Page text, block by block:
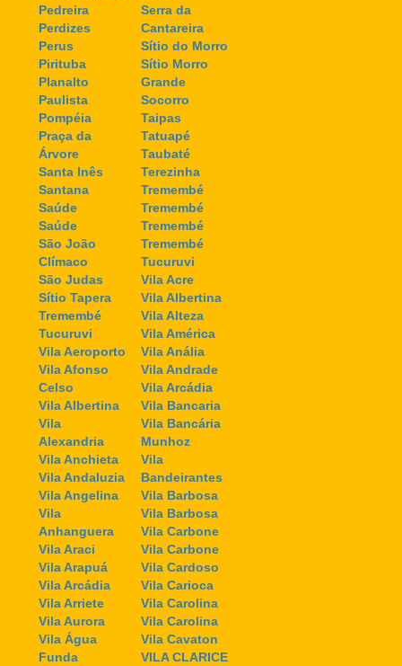
Pedreira
Perdizes
Perus
Pirituba
Planalto
Paulista
Pompéia
Praça da
Árvore
Santa Inês
Santana
Saúde
Saúde
São João
Clímaco
São Judas
Sítio Tapera
Tremembé
Tucuruvi
Vila Aeroporto
Vila Afonso
Celso
Vila Albertina
Vila
Alexandria
Vila Anchieta
Vila Andaluzia
Vila Angelina
Vila
Anhanguera
Vila Araci
Vila Arapuá
Vila Arcádia
Vila Arriete
Vila Aurora
Vila Água
Funda
Serra da
Cantareira
Sítio do Morro
Sítio Morro
Grande
Socorro
Taipas
Tatuapé
Taubaté
Terezinha
Tremembé
Tremembé
Tremembé
Tremembé
Tucuruvi
Vila Acre
Vila Albertina
Vila Alteza
Vila América
Vila Anália
Vila Andrade
Vila Arcádia
Vila Bancaria
Vila Bancária
Munhoz
Vila
Bandeirantes
Vila Barbosa
Vila Barbosa
Vila Carbone
Vila Carbone
Vila Cardoso
Vila Carioca
Vila Carolina
Vila Carolina
Vila Cavaton
VILA CLARICE